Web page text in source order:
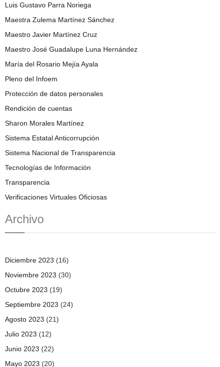
Luis Gustavo Parra Noriega
Maestra Zulema Martínez Sánchez
Maestro Javier Martínez Cruz
Maestro José Guadalupe Luna Hernández
María del Rosario Mejía Ayala
Pleno del Infoem
Protección de datos personales
Rendición de cuentas
Sharon Morales Martínez
Sistema Estatal Anticorrupción
Sistema Nacional de Transparencia
Tecnologías de Información
Transparencia
Verificaciones Virtuales Oficiosas
Archivo
Diciembre 2023 (16)
Noviembre 2023 (30)
Octubre 2023 (19)
Septiembre 2023 (24)
Agosto 2023 (21)
Julio 2023 (12)
Junio 2023 (22)
Mayo 2023 (20)